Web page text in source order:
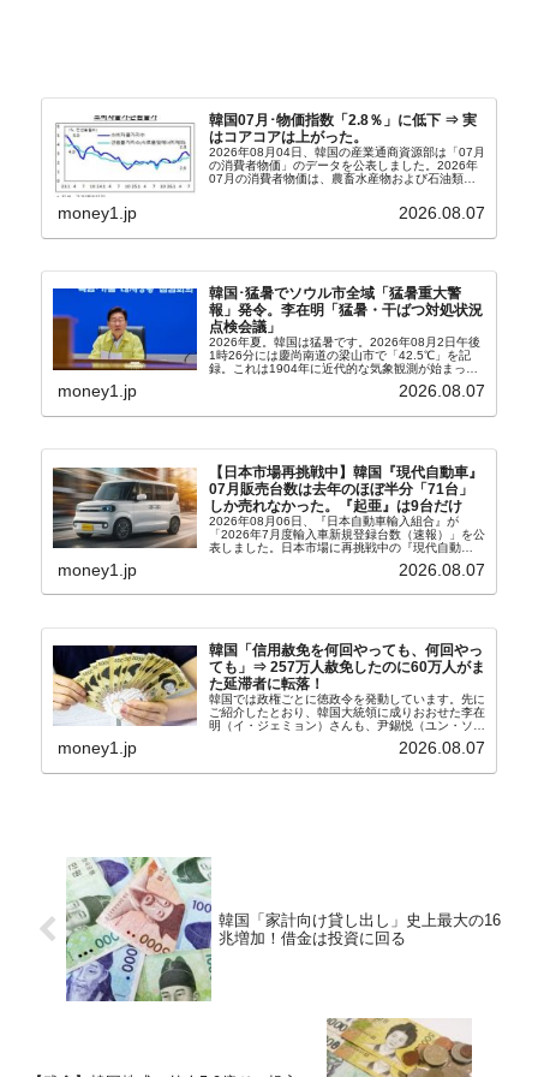
韓国07月･物価指数「2.8％」に低下 ⇒ 実
はコアコアは上がった。
2026年08月04日、韓国の産業通商資源部は「07月
の消費者物価」のデータを公表しました。2026年
07月の消費者物価は、農畜水産物および石油類の
2.8％上昇（06月は3.2％）となり、上昇率は前...
money1.jp 2026.08.07
韓国･猛暑でソウル市全域「猛暑重大警
報」発令。李在明「猛暑・干ばつ対処状況
点検会議」
2026年夏。韓国は猛暑です。2026年08月2日午後
1時26分には慶尚南道の梁山市で「42.5℃」を記
録。これは1904年に近代的な気象観測が始まって
以来の韓国史上最高気温です。08月04日には、ソ
ウル市全域への「猛暑重大警報」が発令され...
money1.jp 2026.08.07
【日本市場再挑戦中】韓国『現代自動車』
07月販売台数は去年のほぼ半分「71台」
しか売れなかった。『起亜』は9台だけ
2026年08月06日、『日本自動車輸入組合』が
「2026年7月度輸入車新規登録台数（速報）」を公
表しました。日本市場に再挑戦中の『現代自動
台数はこの中に捉えられているはずです。先月から
money1.jp 2026.08.07
韓国「信用赦免を何回やっても、何回やっ
ても」⇒ 257万人赦免したのに60万人がま
た延滞者に転落！
韓国では政権ごとに徳政令を発動しています。先に
ご紹介したとおり、韓国大統領に成りおおせた李在
明（イ・ジェミョン）さんも、尹錫悦（ユン・ソギ
バンクにして不良債権の買い取りを行い、分割償還
money1.jp 2026.08.07
韓国「家計向け貸し出し」史上最大の16
兆増加！借金は投資に回る